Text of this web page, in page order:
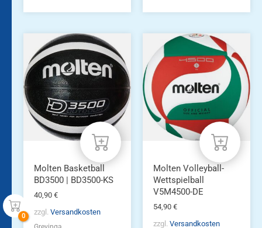
Molten Basketball
BD3500 | BD3500-KS
40,90 €
zzgl. Versandkosten
Molten Volleyball-
Wettspielball
V5M4500-DE
54,90 €
zzgl. Versandkosten